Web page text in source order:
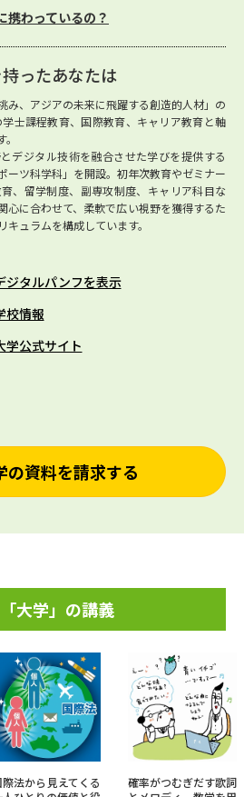
携わっているの？
ったあなたは
み、アジアの未来に飛躍する創造的人材」の
士課程教育、国際教育、キャリア教育と軸
デジタル技術を融合させた学びを提供する
ーツ科学科」を開設。初年次教育やゼミナー
、留学制度、副専攻制度、キャリア科目な
心に合わせて、柔軟で広い視野を獲得するた
ュラムを構成しています。
ジタルパンフを表示
校情報
学公式サイト
の資料を請求する
大学」の講義
際法から見えてくる
確率がつむぎだす歌詞